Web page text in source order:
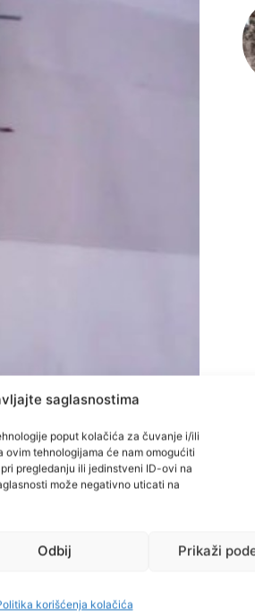
saglasnostima
poput kolačića za čuvanje i/ili
ovim tehnologijama će nam omogućiti
pregledanju ili jedinstveni ID-ovi na
može negativno uticati na
Odbij Prikaži
korišćenja kolačića
u kojoj se nalazi veliki